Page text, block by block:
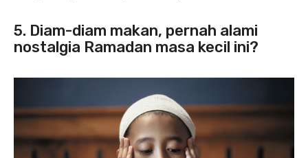
5. Diam-diam makan, pernah alami
nostalgia Ramadan masa kecil ini?